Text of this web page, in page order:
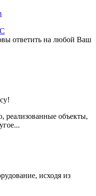
ответить на любой Ваш
реализованные объекты,
исходя из